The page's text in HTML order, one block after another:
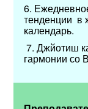
6.
тенденции в
календарь.
7. Джйотиш
гармонии со